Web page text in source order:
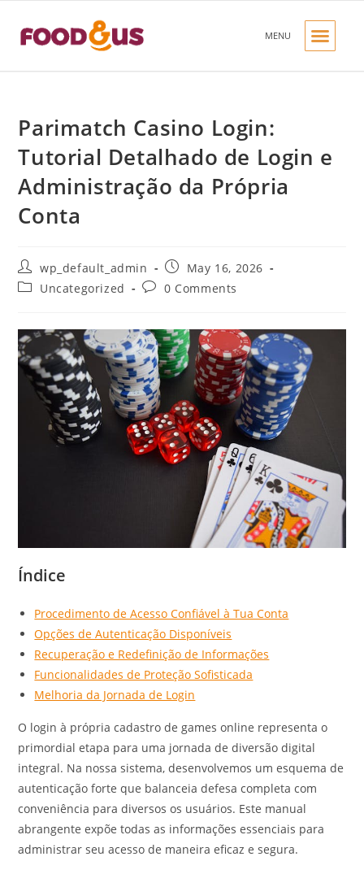
MENU
Parimatch Casino Login:
Tutorial Detalhado de Login e
Administração da Própria
Conta
wp_default_admin
May 16, 2026
Uncategorized
0 Comments
Índice
Procedimento de Acesso Confiável à Tua Conta
Opções de Autenticação Disponíveis
Recuperação e Redefinição de Informações
Funcionalidades de Proteção Sofisticada
Melhoria da Jornada de Login
O login à própria cadastro de games online representa o
primordial etapa para uma jornada de diversão digital
integral. Na nossa sistema, desenvolvemos um esquema de
autenticação forte que balanceia defesa completa com
conveniência para diversos os usuários. Este manual
abrangente expõe todas as informações essenciais para
administrar seu acesso de maneira eficaz e segura.